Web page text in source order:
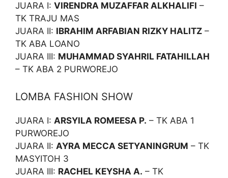
JUARA I: VIRENDRA MUZAFFAR ALKHALIFI –
TK TRAJU MAS
JUARA II: IBRAHIM ARFABIAN RIZKY HALITZ –
TK ABA LOANO
JUARA III: MUHAMMAD SYAHRIL FATAHILLAH
– TK ABA 2 PURWOREJO
LOMBA FASHION SHOW
JUARA I: ARSYILA ROMEESA P. – TK ABA 1
PURWOREJO
JUARA II: AYRA MECCA SETYANINGRUM – TK
MASYITOH 3
JUARA III: RACHEL KEYSHA A. – TK